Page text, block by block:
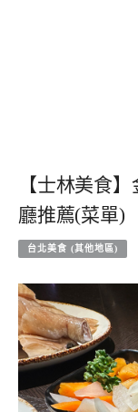
【士林美食
廳推薦(菜單)
台北美食 (其他地區)